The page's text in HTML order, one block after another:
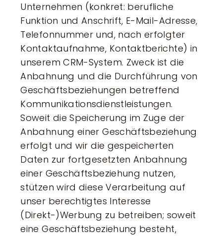
Unternehmen (konkret: berufliche
Funktion und Anschrift, E-Mail-Adresse,
Telefonnummer und, nach erfolgter
Kontaktaufnahme, Kontaktberichte) in
unserem CRM-System. Zweck ist die
Anbahnung und die Durchführung von
Geschäftsbeziehungen betreffend
Kommunikationsdienstleistungen.
Soweit die Speicherung im Zuge der
Anbahnung einer Geschäftsbeziehung
erfolgt und wir die gespeicherten
Daten zur fortgesetzten Anbahnung
einer Geschäftsbeziehung nutzen,
stützen wird diese Verarbeitung auf
unser berechtigtes Interesse
(Direkt-)Werbung zu betreiben; soweit
eine Geschäftsbeziehung besteht,